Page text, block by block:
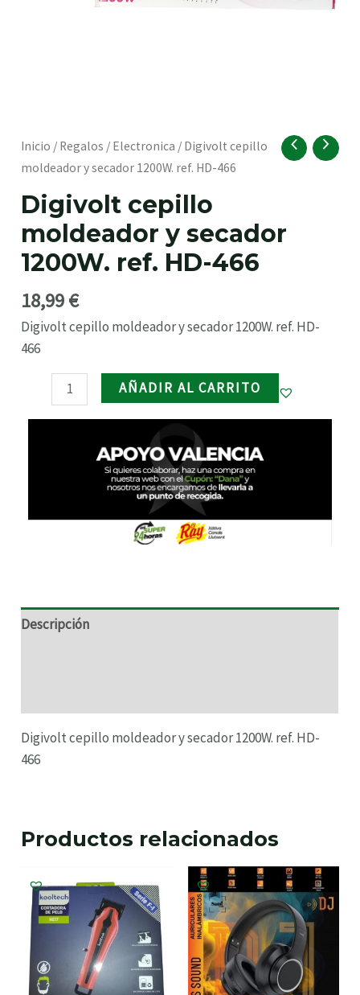
Inicio / Regalos / Electronica / Digivolt cepillo
moldeador y secador 1200W. ref. HD-466
Digivolt cepillo
moldeador y secador
1200W. ref. HD-466
18,99€
Digivolt cepillo moldeador y secador 1200W. ref. HD-
466
Digivolt
cepillo
y
secador
1200W.
ref.
HD-
466
cantidad
AÑADIR AL CARRITO
Descripción
Digivolt cepillo moldeador y secador 1200W. ref. HD-
466
Productos relacionados